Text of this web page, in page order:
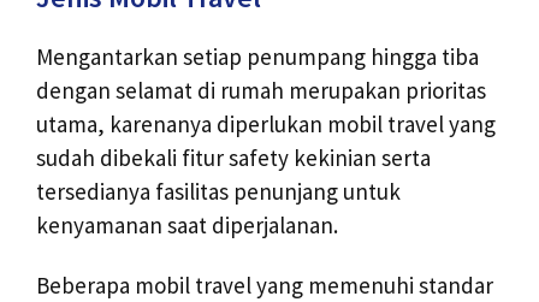
Mengantarkan setiap penumpang hingga tiba
dengan selamat di rumah merupakan prioritas
utama, karenanya diperlukan mobil travel yang
sudah dibekali fitur safety kekinian serta
tersedianya fasilitas penunjang untuk
kenyamanan saat diperjalanan.
Beberapa mobil travel yang memenuhi standar